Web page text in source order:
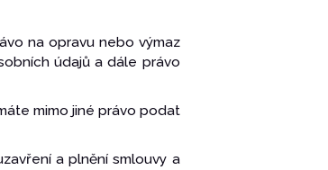
na opravu nebo výmaz
údajů a dále právo
mimo jiné právo podat
a plnění smlouvy a